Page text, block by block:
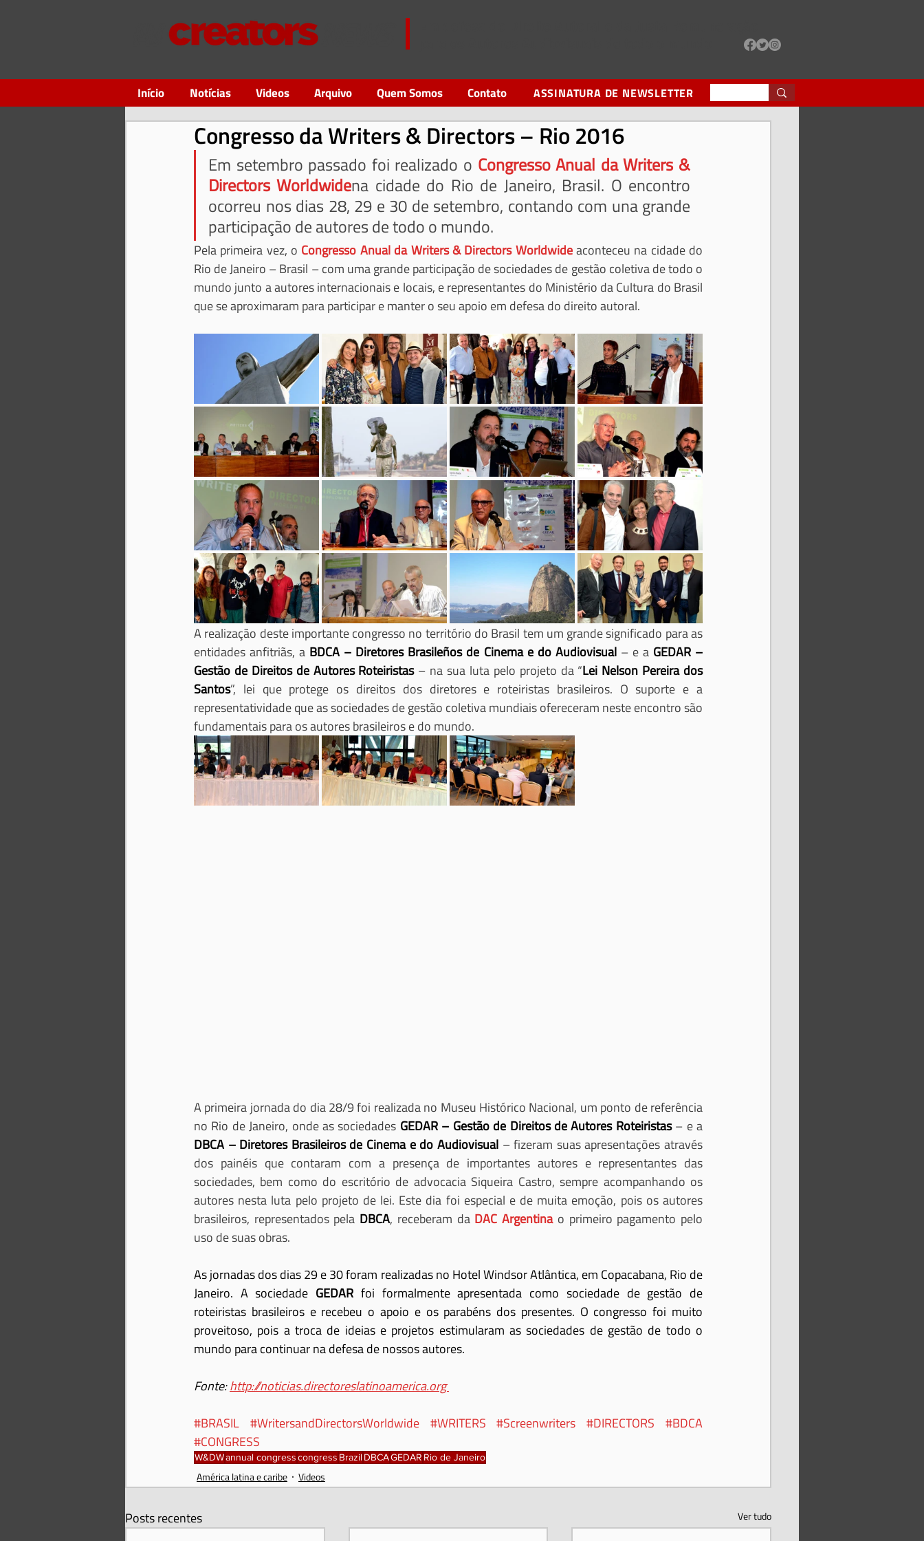
Início Notícias Videos Arquivo Quem Somos Contato ASSINATURA DE NEWSLETTER
Congresso da Writers & Directors – Rio 2016
Em setembro passado foi realizado o Congresso Anual da Writers &
Directors Worldwidena cidade do Rio de Janeiro, Brasil. O encontro
ocorreu nos dias 28, 29 e 30 de setembro, contando com una grande
participação de autores de todo o mundo.
Pela primeira vez, o Congresso Anual da Writers & Directors Worldwide aconteceu na cidade do
Rio de Janeiro – Brasil – com uma grande participação de sociedades de gestão coletiva de todo o
mundo junto a autores internacionais e locais, e representantes do Ministério da Cultura do Brasil
que se aproximaram para participar e manter o seu apoio em defesa do direito autoral.
A realização deste importante congresso no território do Brasil tem um grande significado para as
entidades anfitriãs, a BDCA – Diretores Brasileños de Cinema e do Audiovisual – e a GEDAR –
Gestão de Direitos de Autores Roteiristas – na sua luta pelo projeto da “Lei Nelson Pereira dos
Santos”, lei que protege os direitos dos diretores e roteiristas brasileiros. O suporte e a
representatividade que as sociedades de gestão coletiva mundiais ofereceram neste encontro são
fundamentais para os autores brasileiros e do mundo.
A primeira jornada do dia 28/9 foi realizada no Museu Histórico Nacional, um ponto de referência
no Rio de Janeiro, onde as sociedades GEDAR – Gestão de Direitos de Autores Roteiristas
DBCA – Diretores Brasileiros de Cinema e do Audiovisual – fizeram suas apresentações através
dos painéis que contaram com a presença de importantes autores e representantes das
sociedades, bem como do escritório de advocacia Siqueira Castro, sempre acompanhando os
autores nesta luta pelo projeto de lei. Este dia foi especial e de muita emoção, pois os autores
brasileiros, representados pela DBCA, receberam da DAC Argentina o primeiro pagamento pelo
uso de suas obras.
As jornadas dos dias 29 e 30 foram realizadas no Hotel Windsor Atlântica, em Copacabana, Rio de
Janeiro. A sociedade GEDAR foi formalmente apresentada como sociedade de gestão de
roteiristas brasileiros e recebeu o apoio e os parabéns dos presentes. O congresso foi muito
proveitoso, pois a troca de ideias e projetos estimularam as sociedades de gestão de todo o
mundo para continuar na defesa de nossos autores.
Fonte: http://noticias.directoreslatinoamerica.org
#BRASIL #WritersandDirectorsWorldwide #WRITERS #Screenwriters #DIRECTORS
#BDCA
#CONGRESS
W&DWannual congresscongress BrazilDBCAGEDAR Rio de Janeiro
América latina e caribe Videos
Posts recentes Ver tudo